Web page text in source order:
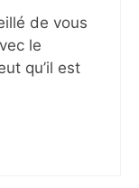
de vous
le
qu’il est